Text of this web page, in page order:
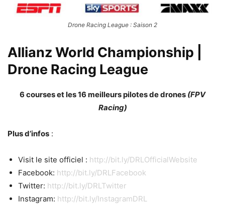
Drone Racing League : Saison 2
Allianz World Championship |
Drone Racing League
6 courses et les 16 meilleurs pilotes de drones (FPV
Racing)
Plus d’infos :
Visit le site officiel : http://bit.ly/DRLOfficialWebsite
Facebook: http://bit.ly/DRLFacebook
Twitter: http://bit.ly/DRLTwitter
Instagram: http://bit.ly/InstagramDRL